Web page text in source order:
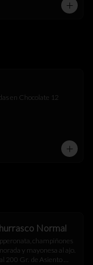
en Chocolate 12
Normal
champiñones
y mayonesa al ajo.
200 Gr.  de Asiento